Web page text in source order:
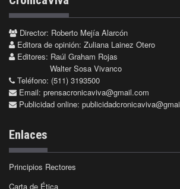
Director: Roberto Mejía Alarcón
Editora de opinión: Zuliana Lainez Otero
Editores: Raúl Graham Rojas
Walter Sosa Vivanco
Teléfono: (511) 3193500
Email: prensacronicaviva@gmail.com
Publicidad online:
Enlaces
Principios Rectores
Carta de Ética